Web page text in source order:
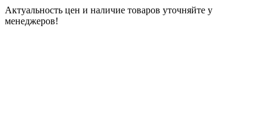
Актуальность цен и наличие товаров уточняйте у
менеджеров!